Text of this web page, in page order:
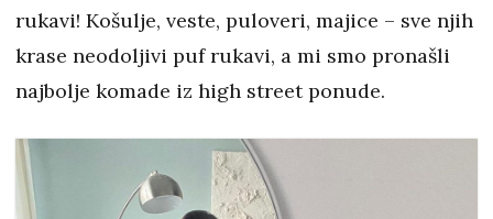
rukavi! Košulje, veste, puloveri, majice – sve njih
krase neodoljivi puf rukavi, a mi smo pronašli
najbolje komade iz high street ponude.